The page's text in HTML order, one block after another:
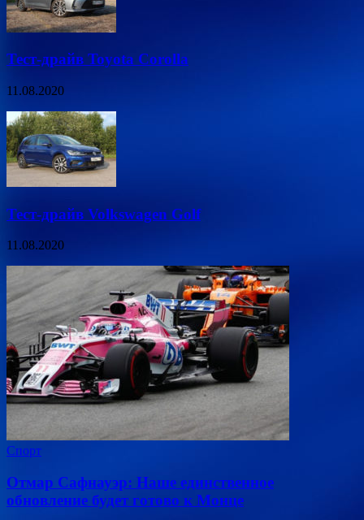
Тест-драйв Toyota Corolla
11.08.2020
Тест-драйв Volkswagen Golf
11.08.2020
Спорт
Отмар Сафнауэр: Наше единственное
обновление будет готово к Монце